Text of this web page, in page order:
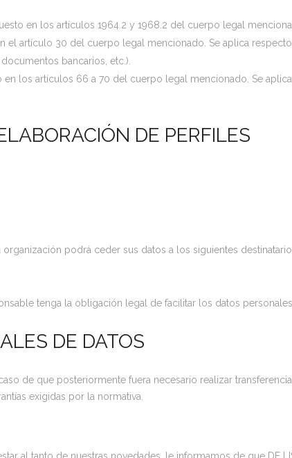
en los artículos 1964.2 y 1968.2 del cuerpo legal
el artículo 30 del cuerpo legal mencionado. Se aplica
bancarios, etc.).
en los artículos 66 a 70 del cuerpo legal mencionado. Se
DE PERFILES
podrá ceder sus datos a los siguientes
tenga la obligación legal de facilitar los datos personales.
DE DATOS
de que posteriormente fuera necesario realizar
exigidas por la normativa.